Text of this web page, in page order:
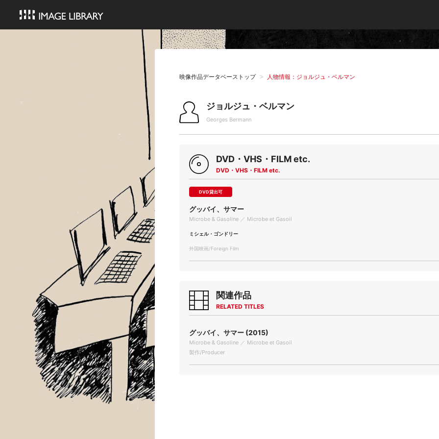
映像作品データベーストップ 人物情報：ジョルジュ・ベルマン
ジョルジュ・ベルマン
Georges Bermann
DVD・VHS・FILM etc.
DVD・VHS・FILM etc.
DVD貸出可
グッバイ、サマー
Microbe & Gasoline ／ Microbe et Gasoil
ミシェル・ゴンドリー
外国映画/Foreign Film
関連作品
RELATED TITLES
グッバイ、サマー (2015)
Microbe & Gasoline ／ Microbe et Gasoil
製作/Producer